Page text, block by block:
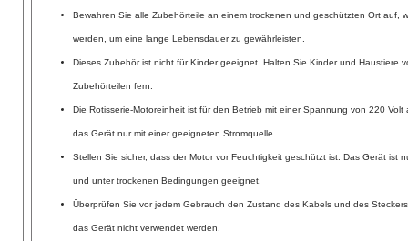
Bewahren Sie alle Zubehörteile an einem trockenen und geschützten Ort auf,
werden, um eine lange Lebensdauer zu gewährleisten.
Dieses Zubehör ist nicht für Kinder geeignet. Halten Sie Kinder und Haustiere
Zubehörteilen fern.
Die Rotisserie-Motoreinheit ist für den Betrieb mit einer Spannung von 220 Volt
das Gerät nur mit einer geeigneten Stromquelle.
Stellen Sie sicher, dass der Motor vor Feuchtigkeit geschützt ist. Das Gerät ist
und unter trockenen Bedingungen geeignet.
Überprüfen Sie vor jedem Gebrauch den Zustand des Kabels und des
das Gerät nicht verwendet werden.